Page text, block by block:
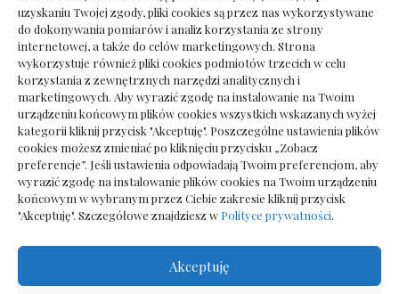
uzyskaniu Twojej zgody, pliki cookies są przez nas wykorzystywane
do dokonywania pomiarów i analiz korzystania ze strony
internetowej, a także do celów marketingowych. Strona
wykorzystuje również pliki cookies podmiotów trzecich w celu
korzystania z zewnętrznych narzędzi analitycznych i
marketingowych. Aby wyrazić zgodę na instalowanie na Twoim
urządzeniu końcowym plików cookies wszystkich wskazanych wyżej
kategorii kliknij przycisk "Akceptuję". Poszczególne ustawienia plików
cookies możesz zmieniać po kliknięciu przycisku „Zobacz
preferencje”. Jeśli ustawienia odpowiadają Twoim preferencjom, aby
wyrazić zgodę na instalowanie plików cookies na Twoim urządzeniu
końcowym w wybranym przez Ciebie zakresie kliknij przycisk
"Akceptuję". Szczegółowe znajdziesz w Polityce prywatności.
Akceptuję
pośpiechu